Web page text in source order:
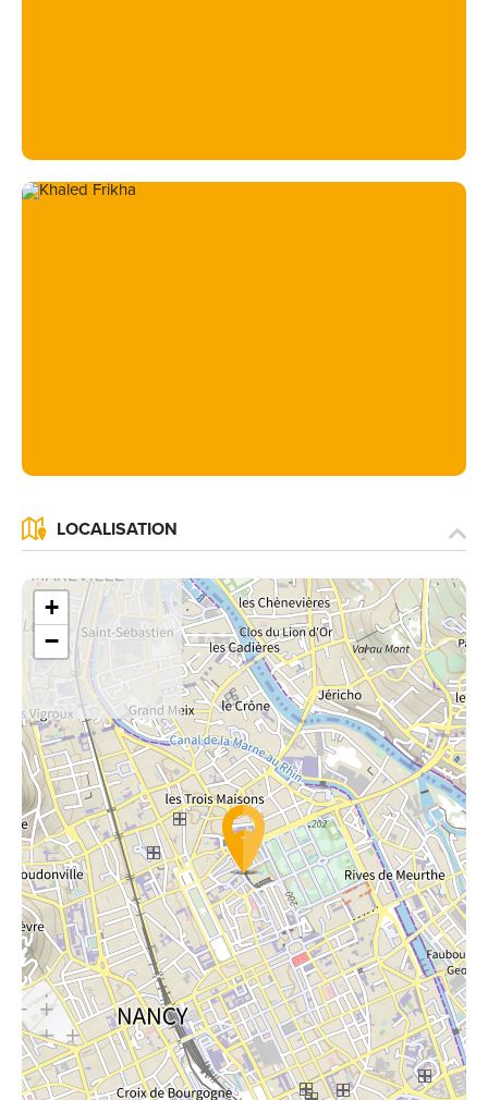
LOCALISATION
+
−